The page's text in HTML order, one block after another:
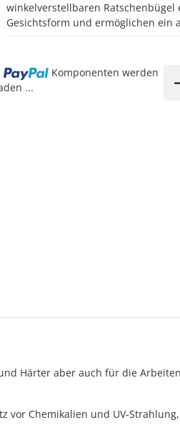
winkelverstellbaren
Gesichtsform und ermöglichen ein
Komponenten werden
...
Härter aber auch für die
Chemikalien und UV-